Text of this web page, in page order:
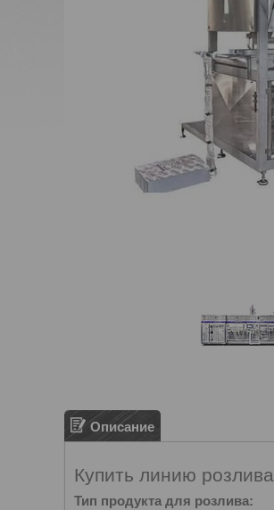
Описание
Купить линию розлива
Тип продукта для розлива: